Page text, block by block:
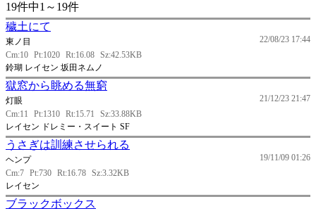
19件中1～19件
穢土にて
22/08/23 17:44
東ノ目
Cm:10 Pt:1020 Rt:16.08 Sz:42.53KB
鈴瑚 レイセン 坂田ネムノ
獄窓から眺める無窮
21/12/23 21:47
灯眼
Cm:11
Pt:1310 Rt:15.71
Sz:33.88KB
レイセン ドレミー・スイート SF
うさぎは訓練させられる
19/11/09 01:26
ヘンプ
Cm:7 Pt:730 Rt:16.78 Sz:3.32KB
レイセン
ブラックボックス